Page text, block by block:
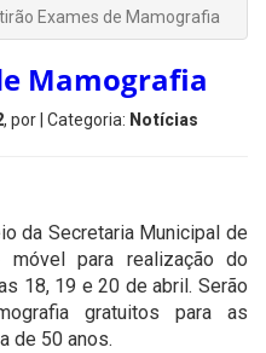
Exames de Mamografia
Mamografia
, por | Categoria: Notícias
da Secretaria Municipal de
móvel para realização do
18, 19 e 20 de abril. Serão
gratuitos para as
de 50 anos.